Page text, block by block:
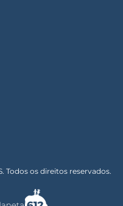
Todos os direitos reservados.